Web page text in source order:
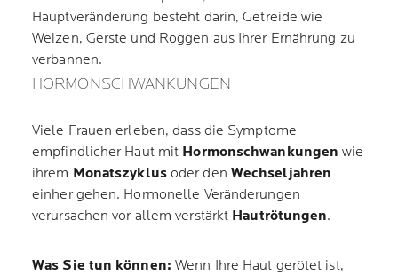
Hauptveränderung besteht darin, Getreide wie
Weizen, Gerste und Roggen aus Ihrer Ernährung zu
verbannen.
HORMONSCHWANKUNGEN
Viele Frauen erleben, dass die Symptome
empfindlicher Haut mit Hormonschwankungen wie
ihrem Monatszyklusoder den Wechseljahren
einher gehen. Hormonelle Veränderungen
verursachen vor allem verstärkt Hautrötungen.
Was Sie tun können: Wenn Ihre Haut gerötet ist,